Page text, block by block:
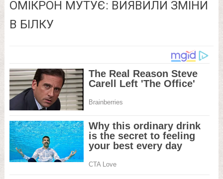
ОМІКРОН МУТУЄ: ВИЯВИЛИ ЗМІНИ
В БІЛКУ